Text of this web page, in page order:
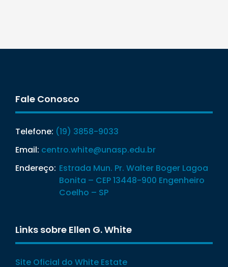
Fale Conosco
Telefone: (19) 3858-9033
Email: centro.white@unasp.edu.br
Endereço: Estrada Mun. Pr. Walter Boger Lagoa
Bonita – CEP 13448-900 Engenheiro
Coelho – SP
Links sobre Ellen G. White
Site Oficial do White Estate